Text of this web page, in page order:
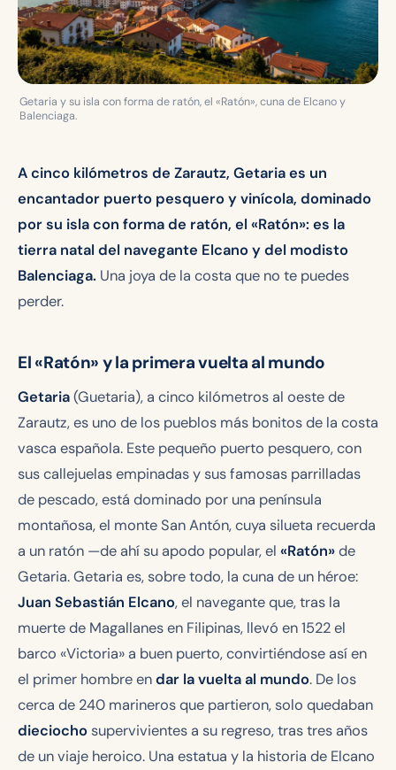
Getaria y su isla con forma de ratón, el «Ratón», cuna de Elcano y
Balenciaga.
A cinco kilómetros de Zarautz, Getaria es un
encantador puerto pesquero y vinícola, dominado
por su isla con forma de ratón, el «Ratón»: es la
tierra natal del navegante Elcano y del modisto
Balenciaga. Una joya de la costa que no te puedes
perder.
El «Ratón» y la primera vuelta al mundo
Getaria(Guetaria), a cinco kilómetros al oeste de
Zarautz, es uno de los pueblos más bonitos de la costa
vasca española. Este pequeño puerto pesquero, con
sus callejuelas empinadas y sus famosas parrilladas
de pescado, está dominado por una península
montañosa, el monte San Antón, cuya silueta recuerda
a un ratón —de ahí su apodo popular, el «Ratón»de
Getaria. Getaria es, sobre todo, la cuna de un héroe:
Juan Sebastián Elcano, el navegante que, tras la
muerte de Magallanes en Filipinas, llevó en 1522 el
barco «Victoria» a buen puerto, convirtiéndose así en
el primer hombre endar la vuelta al mundo. De los
cerca de 240 marineros que partieron, solo quedaban
dieciochosupervivientes a su regreso, tras tres años
de un viaje heroico. Una estatua y la historia de Elcano